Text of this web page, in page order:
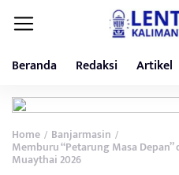
Beranda Redaksi Artikel
Home / Banjarmasin /
Memburu “Petarung Masa
Muaythai 2026